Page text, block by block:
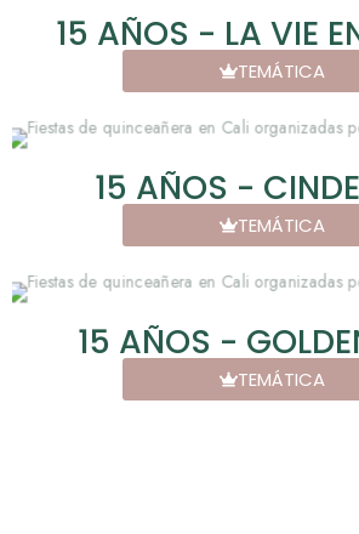
15 AÑOS - LA VIE
TEMÁTICA
15 AÑOS -
TEMÁTICA
15 AÑOS -
TEMÁTICA